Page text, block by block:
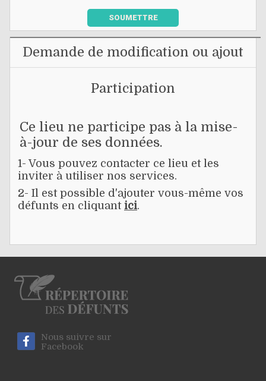
SOUMETTRE
Demande de modification ou ajout
Participation
Ce lieu ne participe pas à la mise-
à-jour de ses données.
1- Vous pouvez contacter ce lieu et les
inviter à utiliser nos services.
2- Il est possible d'ajouter vous-même vos
défunts en cliquant ici.
Nous suivre sur
Facebook